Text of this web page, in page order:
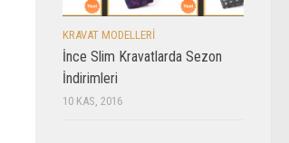
KRAVAT MODELLERI
İnce Slim Kravatlarda Sezon
İndirimleri
10 KAS, 2016